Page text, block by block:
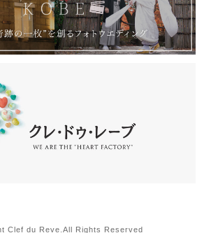
Clef du Reve.All Rights Reserved